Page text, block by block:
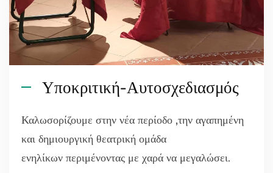
Υποκριτική-Αυτοσχεδιασμός
Καλωσορίζουμε στην νέα περίοδο ,την αγαπημένη
και δημιουργική θεατρική ομάδα
ενηλίκων περιμένοντας με χαρά να μεγαλώσει.